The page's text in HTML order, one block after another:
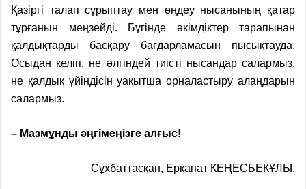
Қазіргі талап сұрыптау мен өңдеу нысанының қатар
тұрғанын меңзейді. Бүгінде әкімдіктер тарапынан
қалдықтарды басқару бағдарламасын пысықтауда.
Осыдан келіп, не әлгіндей тиісті нысандар салармыз,
не қалдық үйіндісін уақытша орналастыру алаңдарын
салармыз.
– Мазмұнды әңгімеңізге алғыс!
Сұхбаттасқан, Ерқанат КЕҢЕСБЕКҰЛЫ.